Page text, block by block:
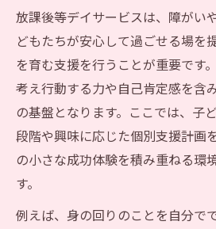
放課後等デイサービスは、障がい
どもたちが安心して過ごせる場を
を育む支援を行うことが重要です
考え行動する力や自己肯定感を含
の基盤となります。ここでは、子
段階や興味に応じた個別支援計画
の小さな成功体験を積み重ねる環
す。
例えば、身の回りのことを自分で